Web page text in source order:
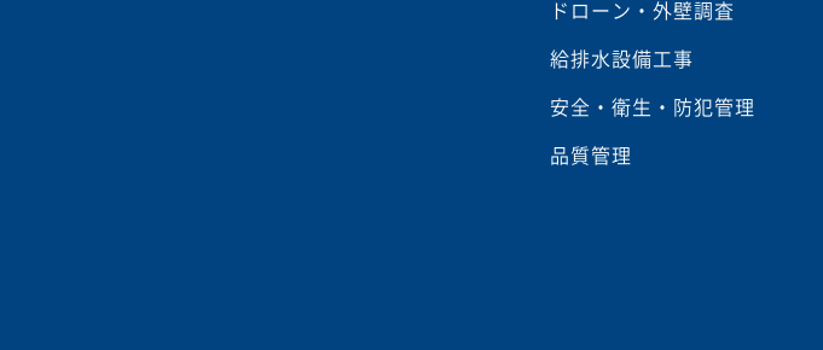
ドローン・外壁調査
給排水設備工事
安全・衛生・防犯管理
品質管理